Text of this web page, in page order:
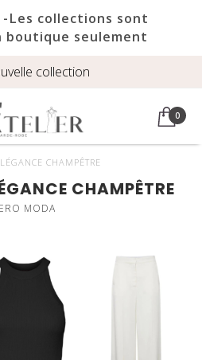
-Les collections sont
boutique seulement
collection
0
CHAMPÊTRE
CHAMPÊTRE
MODA